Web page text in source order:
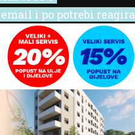
i po potrebi